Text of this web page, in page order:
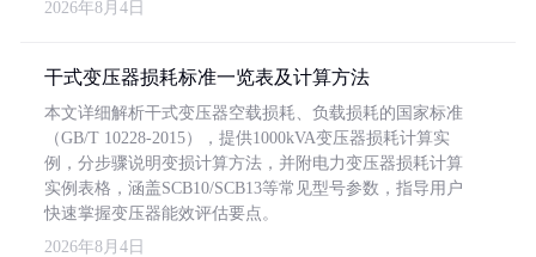
2026年8月4日
干式变压器损耗标准一览表及计算方法
本文详细解析干式变压器空载损耗、负载损耗的国家标准
（GB/T 10228-2015），提供1000kVA变压器损耗计算实
例，分步骤说明变损计算方法，并附电力变压器损耗计算
实例表格，涵盖SCB10/SCB13等常见型号参数，指导用户
快速掌握变压器能效评估要点。
2026年8月4日